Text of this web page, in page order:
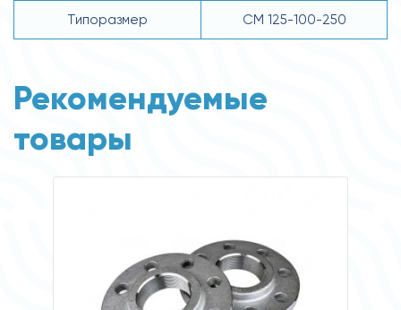
Типоразмер СМ 125-100-250
Рекомендуемые
товары